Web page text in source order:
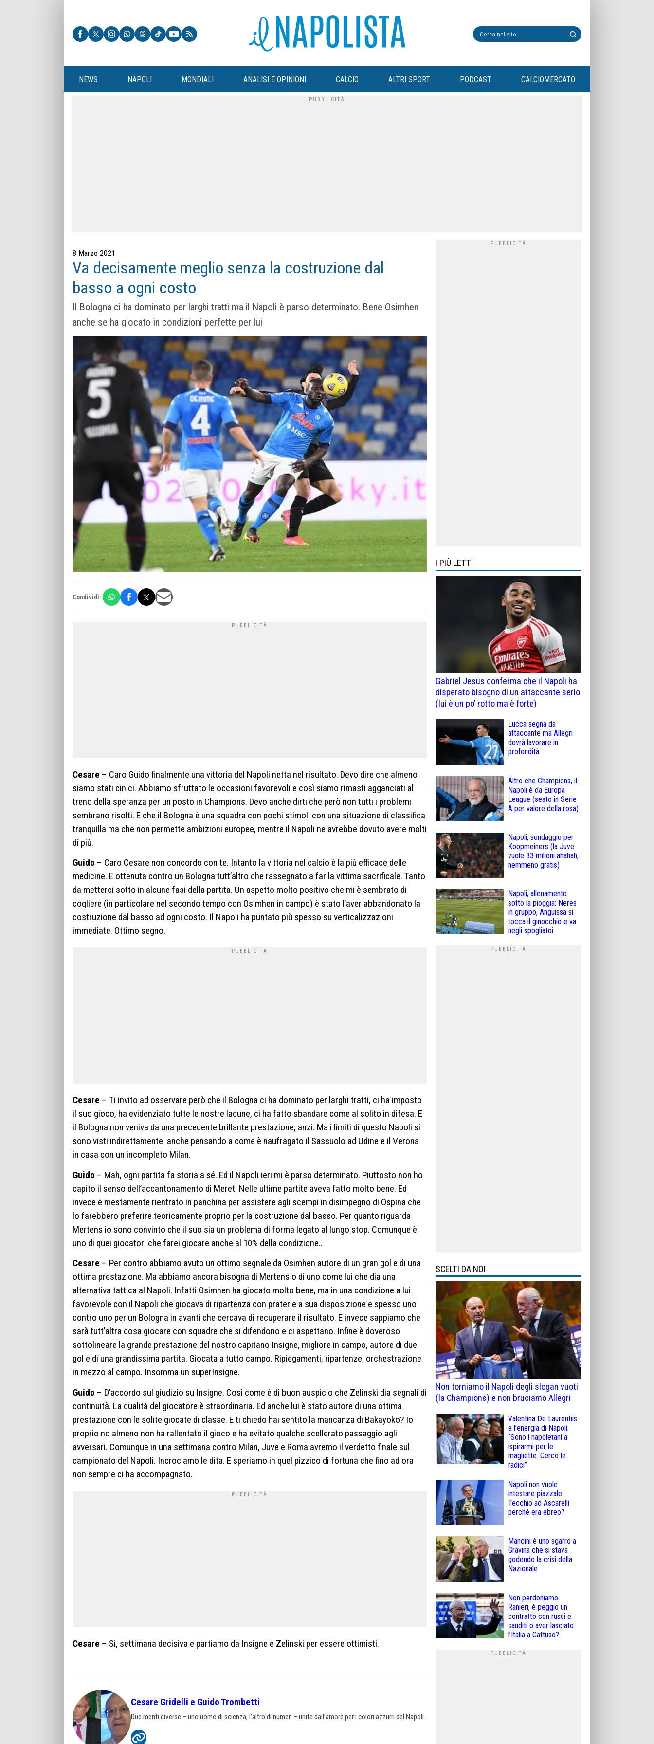
NEWS NAPOLI MONDIALI ANALISI E OPINIONI CALCIO ALTRI SPORT PODCAST CALCIOMERCATO
8 Marzo 2021
Va decisamente meglio senza la costruzione dal
basso a ogni costo
Il Bologna ci ha dominato per larghi tratti ma il Napoli è parso determinato. Bene Osimhen
anche se ha giocato in condizioni perfette per lui
Condividi:
Cesare – Caro Guido finalmente una vittoria del Napoli netta nel risultato. Devo dire che almeno
siamo stati cinici. Abbiamo sfruttato le occasioni favorevoli e così siamo rimasti agganciati al
treno della speranza per un posto in Champions. Devo anche dirti che però non tutti i problemi
sembrano risolti. E che il Bologna è una squadra con pochi stimoli con una situazione di classifica
tranquilla ma che non permette ambizioni europee, mentre il Napoli ne avrebbe dovuto avere molti
di più.
Guido – Caro Cesare non concordo con te. Intanto la vittoria nel calcio è la più efficace delle
medicine. E ottenuta contro un Bologna tutt’altro che rassegnato a far la vittima sacrificale. Tanto
da metterci sotto in alcune fasi della partita. Un aspetto molto positivo che mi è sembrato di
cogliere (in particolare nel secondo tempo con Osimhen in campo) è stato l’aver abbandonato la
costruzione dal basso ad ogni costo. Il Napoli ha puntato più spesso su verticalizzazioni
immediate. Ottimo segno.
Cesare – Ti invito ad osservare però che il Bologna ci ha dominato per larghi tratti, ci ha imposto
il suo gioco, ha evidenziato tutte le nostre lacune, ci ha fatto sbandare come al solito in difesa. E
il Bologna non veniva da una precedente brillante prestazione, anzi. Ma i limiti di questo Napoli si
sono visti indirettamente anche pensando a come è naufragato il Sassuolo ad Udine e il Verona
in casa con un incompleto Milan.
Guido – Mah, ogni partita fa storia a sé. Ed il Napoli ieri mi è parso determinato. Piuttosto non ho
capito il senso dell’accantonamento di Meret. Nelle ultime partite aveva fatto molto bene. Ed
invece è mestamente rientrato in panchina per assistere agli scempi in disimpegno di Ospina che
lo farebbero preferire teoricamente proprio per la costruzione dal basso. Per quanto riguarda
Mertens io sono convinto che il suo sia un problema di forma legato al lungo stop. Comunque è
uno di quei giocatori che farei giocare anche al 10% della condizione..
Cesare – Per contro abbiamo avuto un ottimo segnale da Osimhen autore di un gran gol e di una
ottima prestazione. Ma abbiamo ancora bisogna di Mertens o di uno come lui che dia una
alternativa tattica al Napoli. Infatti Osimhen ha giocato molto bene, ma in una condizione a lui
favorevole con il Napoli che giocava di ripartenza con praterie a sua disposizione e spesso uno
contro uno per un Bologna in avanti che cercava di recuperare il risultato. E invece sappiamo che
sarà tutt’altra cosa giocare con squadre che si difendono e ci aspettano. Infine è doveroso
sottolineare la grande prestazione del nostro capitano Insigne, migliore in campo, autore di due
gol e di una grandissima partita. Giocata a tutto campo. Ripiegamenti, ripartenze, orchestrazione
in mezzo al campo. Insomma un superInsigne.
Guido – D’accordo sul giudizio su Insigne. Così come è di buon auspicio che Zelinski dia segnali di
continuità. La qualità del giocatore è straordinaria. Ed anche lui è stato autore di una ottima
prestazione con le solite giocate di classe. E ti chiedo hai sentito la mancanza di Bakayoko? Io
proprio no almeno non ha rallentato il gioco e ha evitato qualche scellerato passaggio agli
avversari. Comunque in una settimana contro Milan, Juve e Roma avremo il verdetto finale sul
campionato del Napoli. Incrociamo le dita. E speriamo in quel pizzico di fortuna che fino ad ora
non sempre ci ha accompagnato.
Cesare – Si, settimana decisiva e partiamo da Insigne e Zelinski per essere ottimisti.
Cesare Gridelli e Guido Trombetti
Due menti diverse – uno uomo di scienza, l’altro di numeri – unite dall’amore per i colori azzurri del Napoli.
I PIÙ LETTI
Gabriel Jesus conferma che il Napoli ha
disperato bisogno di un attaccante serio
(lui è un po’ rotto ma è forte)
Lucca segna da
attaccante ma Allegri
dovrà lavorare in
profondità
Altro che Champions, il
Napoli è da Europa
League (sesto in Serie
A per valore della rosa)
Napoli, sondaggio per
Koopmeiners (la Juve
vuole 33 milioni ahahah,
nemmeno gratis)
Napoli, allenamento
sotto la pioggia: Neres
in gruppo, Anguissa si
tocca il ginocchio e va
negli spogliatoi
SCELTI DA NOI
Non torniamo il Napoli degli slogan vuoti
(la Champions) e non bruciamo Allegri
Valentina De Laurentiis
e l’energia di Napoli:
“Sono i napoletani a
ispirarmi per le
magliette. Cerco le
radici”
Napoli non vuole
intestare piazzale
Tecchio ad Ascarelli
perché era ebreo?
Mancini è uno sgarro a
Gravina che si stava
godendo la crisi della
Nazionale
Non perdoniamo
Ranieri, è peggio un
contratto con russi e
sauditi o aver lasciato
l’Italia a Gattuso?